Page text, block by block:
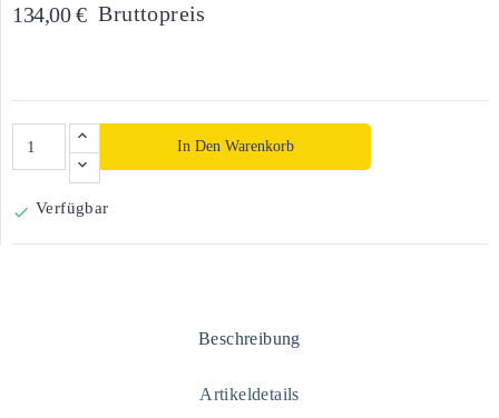
134,00 € Bruttopreis
In Den Warenkorb
 Verfügbar
Beschreibung
Artikeldetails